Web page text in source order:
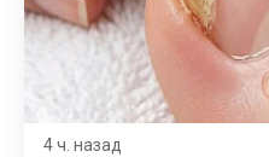
4 ч. назад